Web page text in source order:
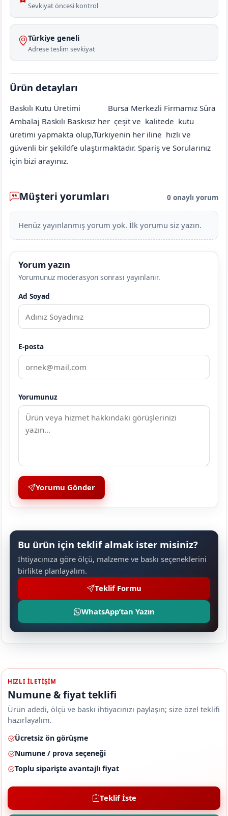
Sevkiyat öncesi kontrol
Türkiye geneli
Adrese teslim sevkiyat
Ürün detayları
Baskılı Kutu Üretimi
Bursa Merkezli Firmamız Süra
Ambalaj Baskılı Baskısız her çeşit ve kalitede kutu
üretimi yapmakta olup,Türkiyenin her iline hızlı ve
güvenli bir şekildfe ulaştırmaktadır. Spariş ve Sorularınız
için bizi arayınız.
Müşteri yorumları 0 onaylı yorum
Henüz yayınlanmış yorum yok. İlk yorumu siz yazın.
Yorum yazın
Yorumunuz moderasyon sonrası yayınlanır.
Ad Soyad
E-posta
Yorumunuz
Yorumu Gönder
Bu ürün için teklif almak ister misiniz?
İhtiyacınıza göre ölçü, malzeme ve baskı seçeneklerini
birlikte planlayalım.
Teklif Formu
WhatsApp’tan Yazın
HIZLI ILETIŞIM
Numune & fiyat teklifi
Ürün adedi, ölçü ve baskı ihtiyacınızı paylaşın; size özel teklifi
hazırlayalım.
Ücretsiz ön görüşme
Numune / prova seçeneği
Toplu siparişte avantajlı fiyat
Teklif İste